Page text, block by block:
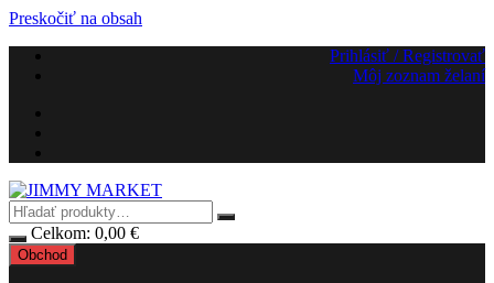
Preskočiť na obsah
Prihlásiť / Registrovať
Môj zoznam želaní
Celkom: 0,00 €
Obchod